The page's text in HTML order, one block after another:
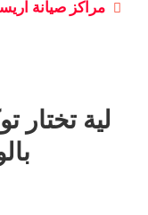
لية تختار